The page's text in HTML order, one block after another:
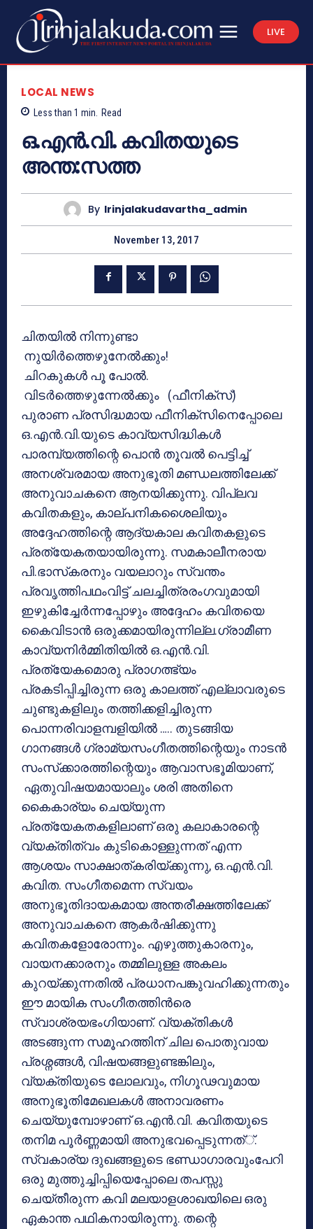
LIVE
LOCAL NEWS
Less than 1 min. Read
ഒ.എന്‍.വി. കവിതയുടെ
അന്ത:സത്ത
By Irinjalakudavartha_admin
November 13, 2017
ചിതയില്‍ നിന്നുണ്ടാ
നുയിര്‍ത്തെഴുനേല്‍ക്കും!
ചിറകുകള്‍ പൂ പോല്‍.
വിടര്‍ത്തെഴുന്നേല്‍ക്കും (ഫീനിക്സ്)
പുരാണ പ്രസിദ്ധമായ ഫീനിക്സിനെപ്പോലെ
ഒ.എന്‍.വി.യുടെ കാവ്യസിദ്ധികള്‍
പാരമ്പ്യത്തിന്റെ പൊന്‍ തൂവല്‍ പെട്ടിച്ച്
അനശ്വരമായ അനുഭൂതി മണ്ഡലത്തിലേക്ക്
അനുവാചകനെ ആനയിക്കുന്നു. വിപ്ലവ
കവിതകളും, കാല്പനികശൈലിയും
അദ്ദേഹത്തിന്റെ ആദ്യകാല കവിതകളുടെ
പ്രത്യേകതയായിരുന്നു. സമകാലീനരായ
പി.ഭാസ്‌കരനും വയലാറും സ്വന്തം
പ്രവൃത്തിപഥംവിട്ട് ചലച്ചിത്രരംഗവുമായി
ഇഴുകിച്ചേര്‍ന്നപ്പോഴും അദ്ദേഹം കവിതയെ
കൈവിടാന്‍ ഒരുക്കമായിരുന്നില്ല.ഗ്രാമീണ
കാവ്യനിര്‍മ്മിതിയില്‍ ഒ.എന്‍.വി.
പ്രത്യേകമൊരു പ്രാഗത്ഭ്യം
പ്രകടിപ്പിച്ചിരുന്ന ഒരു കാലത്ത് എല്ലാവരുടെ
ചുണ്ടുകളിലും തത്തിക്കളിച്ചിരുന്ന
പൊന്നരിവാളമ്പളിയില്‍ ….. തുടങ്ങിയ
ഗാനങ്ങള്‍ ഗ്രാമ്യസംഗീതത്തിന്റെയും നാടന്‍
സംസ്‌ക്കാരത്തിന്റെയും ആവാസഭൂമിയാണ്,
ഏതുവിഷയമായാലും ശരി അതിനെ
കൈകാര്യം ചെയ്യുന്ന
പ്രത്യേകതകളിലാണ് ഒരു കലാകാരന്റെ
വ്യക്തിത്വം കുടികൊള്ളുന്നത് എന്ന
ആശയം സാക്ഷാത്കരിയ്ക്കുന്നു, ഒ.എന്‍.വി.
കവിത. സംഗീതമെന്ന സ്വയം
അനുഭൂതിദായകമായ അന്തരീക്ഷത്തിലേക്ക്
അനുവാചകനെ ആകര്‍ഷിക്കുന്നു
കവിതകളോരോന്നും. എഴുത്തുകാരനും,
വായനക്കാരനും തമ്മിലുള്ള അകലം
കുറയ്ക്കുന്നതില്‍ പ്രധാനപങ്കുവഹിക്കുന്നതും
ഈ മായിക സംഗീതത്തിന്‍രെ
സ്വാശ്രയഭംഗിയാണ്. വ്യക്തികള്‍
അടങ്ങുന്ന സമൂഹത്തിന് ചില പൊതുവായ
പ്രശ്നങ്ങള്‍, വിഷയങ്ങളുണ്ടങ്കിലും,
വ്യക്തിയുടെ ലോലവും, നിഗൂഢവുമായ
അനുഭൂതിമേഖലകള്‍ അനാവരണം
ചെയ്യുമ്പോഴാണ് ഒ.എന്‍.വി. കവിതയുടെ
തനിമ പൂര്‍ണ്ണമായി അനുഭവപ്പെടുന്നത്്.
സ്വകാര്യ ദുഖങ്ങളുടെ ഭണ്ഡാഗാരവുംപേറി
ഒരു മുത്തുച്ചിപ്പിയെപ്പോലെ തപസ്സു
ചെയ്തീരുന്ന കവി മലയാളശാഖയിലെ ഒരു
ഏകാന്ത പഥികനായിരുന്നു. തന്റെ